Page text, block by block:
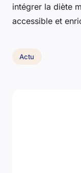
intégrer la diète
accessible et
Actu